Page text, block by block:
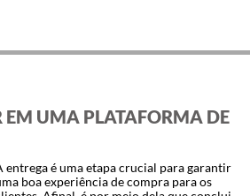
UMA PLATAFORMA DE
entrega é uma etapa crucial para garantir
boa experiência de compra para os